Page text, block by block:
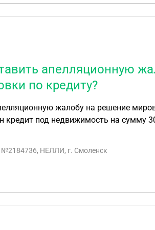
апелляционную
по кредиту?
на решение мирового судьи по не возврату
кредит под недвижимость на сумму
не воспользовались и вернули
была вернуть в течении 5-ти дней.
мировой принял решение страховку
уже почти год!!!
№2184736, НЕЛЛИ, г. Смоленск